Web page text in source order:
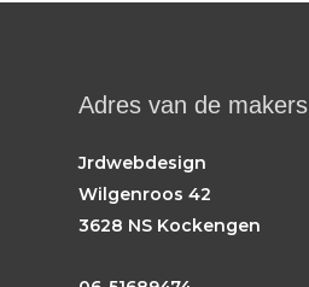
Adres van de makers
Jrdwebdesign
Wilgenroos 42
3628 NS Kockengen